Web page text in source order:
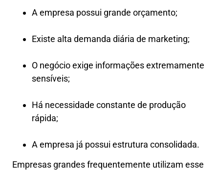
A empresa possui grande orçamento;
Existe alta demanda diária de marketing;
O negócio exige informações extremamente
sensíveis;
Há necessidade constante de produção
rápida;
A empresa já possui estrutura consolidada.
Empresas grandes frequentemente utilizam esse